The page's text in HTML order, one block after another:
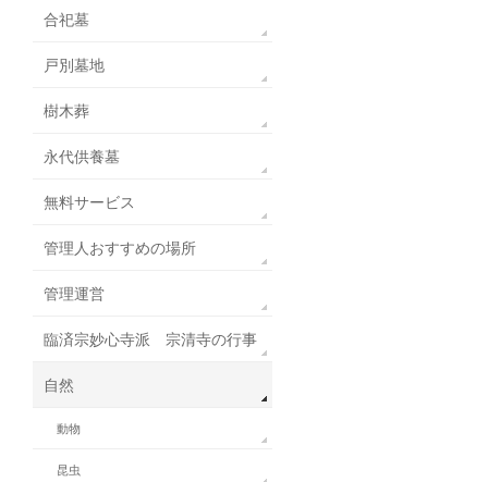
合祀墓
戸別墓地
樹木葬
永代供養墓
無料サービス
管理人おすすめの場所
管理運営
臨済宗妙心寺派 宗清寺の行事
自然
動物
昆虫